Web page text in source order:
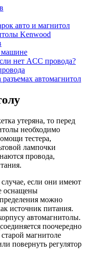
авто и магнитол
Kenwood
машине
нет ACC провода?
автомагнитол
утеряна, то перед
необходимо
тестера,
лампочки
провода,
если они имеют
оснащены
можно
источник питания.
автомагнитолы.
поочередно
магнитоле
повернуть регулятор